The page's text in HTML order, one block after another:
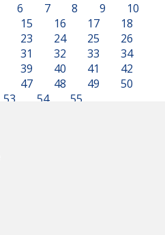
6 7 8 9
10
15 16 17
18
23 24 25
26
31 32 33
34
39 40 41
42
47 48 49
50
53 54 55